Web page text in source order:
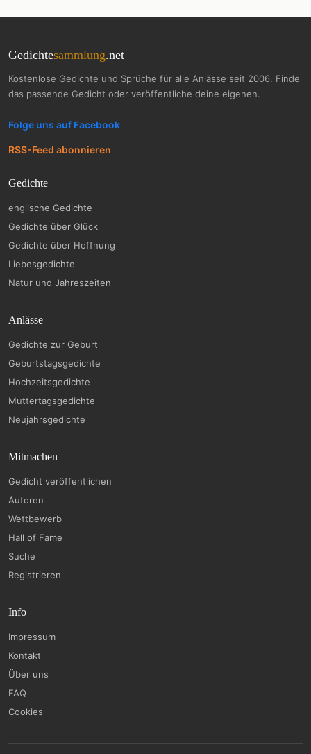
Gedichtesammlung.net
Kostenlose Gedichte und Sprüche für alle Anlässe seit 2006. Finde
das passende Gedicht oder veröffentliche deine eigenen.
Folge uns auf Facebook
RSS-Feed abonnieren
Gedichte
englische Gedichte
Gedichte über Glück
Gedichte über Hoffnung
Liebesgedichte
Natur und Jahreszeiten
Anlässe
Gedichte zur Geburt
Geburtstagsgedichte
Hochzeitsgedichte
Muttertagsgedichte
Neujahrsgedichte
Mitmachen
Gedicht veröffentlichen
Autoren
Wettbewerb
Hall of Fame
Suche
Registrieren
Info
Impressum
Kontakt
Über uns
FAQ
Cookies